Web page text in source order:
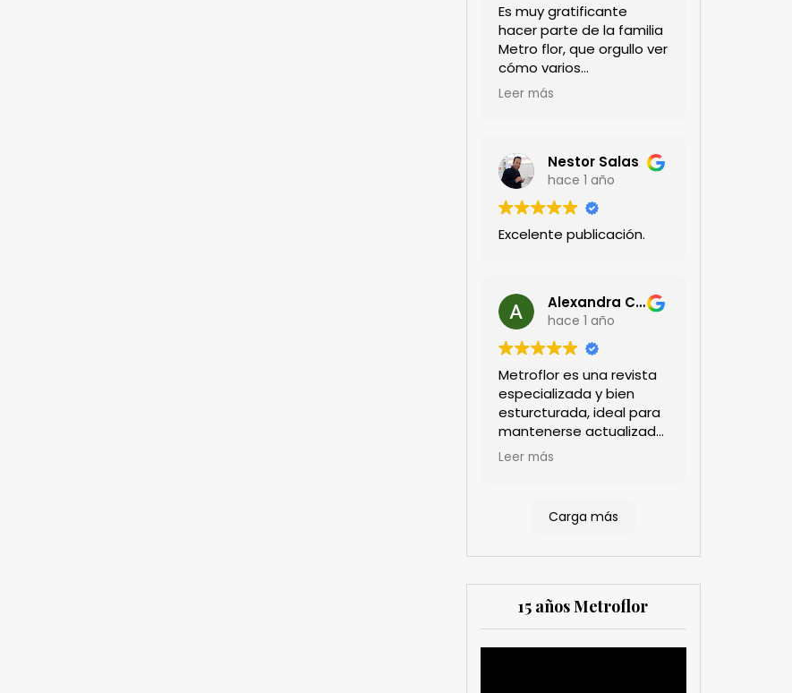
Es muy gratificante
hacer parte de la familia
Metro flor, que orgullo ver
cómo varios
profesionales hombres y
técnicas. Gracias por
mantenernos al día.mil
GRACIAS
Leer más
Nestor Salas
hace 1 año
Excelente publicación.
Alexandra Castillo
hace 1 año
Metroflor es una revista
especializada y bien
esturcturada, ideal para
mantenerse actualizado
en el sector floricultor.
estratégica, las
sector así como los
cubrimientos de los
eventos sociales de las
compañías. Es una
Leer más
Carga más
15 años Metroflor